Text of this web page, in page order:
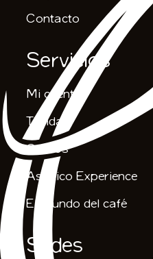
Contacto
Servicios
Mi cuenta
Tienda
Cursos
Asiático Experience
El mundo del café
Sedes